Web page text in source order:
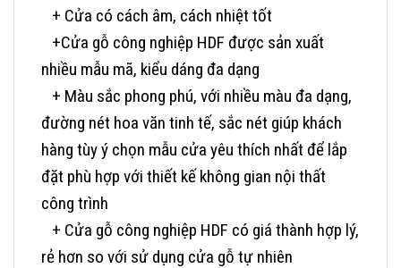
+ Cửa có cách âm, cách nhiệt tốt
+Cửa gỗ công nghiệp HDF được sản xuất
nhiều mẫu mã, kiểu dáng đa dạng
+ Màu sắc phong phú, với nhiều màu đa dạng,
đường nét hoa văn tinh tế, sắc nét giúp khách
hàng tùy ý chọn mẫu cửa yêu thích nhất để lắp
đặt phù hợp với thiết kế không gian nội thất
công trình
+ Cửa gỗ công nghiệp HDF có giá thành hợp lý,
rẻ hơn so với sử dụng cửa gỗ tự nhiên